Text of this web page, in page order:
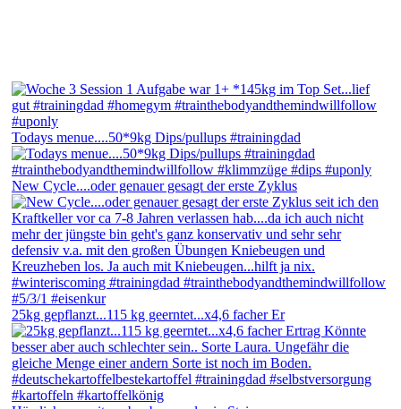
Todays menue....50*9kg Dips/pullups #trainingdad
New Cycle....oder genauer gesagt der erste Zyklus
25kg gepflanzt...115 kg geerntet...x4,6 facher Er